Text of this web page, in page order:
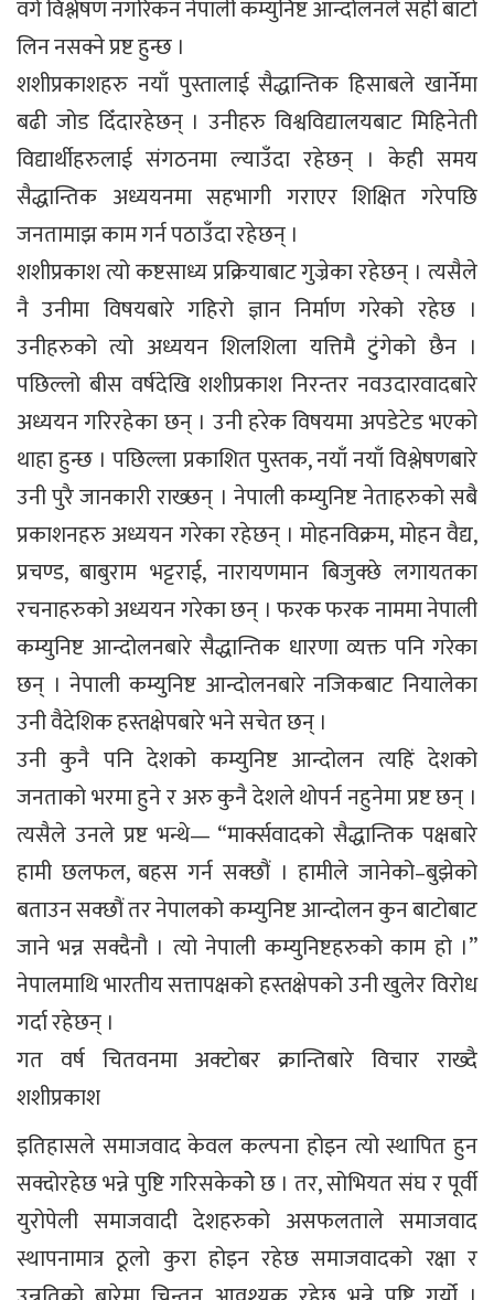
वर्ग विश्लेषण नगरिकन नेपाली कम्युनिष्ट आन्दोलनले सही बाटो
लिन नसक्ने प्रष्ट हुन्छ ।
शशीप्रकाशहरु नयाँ पुस्तालाई सैद्धान्तिक हिसाबले खार्नेमा
बढी जोड दिँदारहेछन् । उनीहरु विश्वविद्यालयबाट मिहिनेती
विद्यार्थीहरुलाई संगठनमा ल्याउँदा रहेछन् । केही समय
सैद्धान्तिक अध्ययनमा सहभागी गराएर शिक्षित गरेपछि
जनतामाझ काम गर्न पठाउँदा रहेछन् ।
शशीप्रकाश त्यो कष्टसाध्य प्रक्रियाबाट गुज्रेका रहेछन् । त्यसैले
नै उनीमा विषयबारे गहिरो ज्ञान निर्माण गरेको रहेछ ।
उनीहरुको त्यो अध्ययन शिलशिला यत्तिमै टुंगेको छैन ।
पछिल्लो बीस वर्षदेखि शशीप्रकाश निरन्तर नवउदारवादबारे
अध्ययन गरिरहेका छन् । उनी हरेक विषयमा अपडेटेड भएको
थाहा हुन्छ । पछिल्ला प्रकाशित पुस्तक, नयाँ नयाँ विश्लेषणबारे
उनी पुरै जानकारी राख्छन् । नेपाली कम्युनिष्ट नेताहरुको सबै
प्रकाशनहरु अध्ययन गरेका रहेछन् । मोहनविक्रम, मोहन वैद्य,
प्रचण्ड, बाबुराम भट्टराई, नारायणमान बिजुक्छे लगायतका
रचनाहरुको अध्ययन गरेका छन् । फरक फरक नाममा नेपाली
कम्युनिष्ट आन्दोलनबारे सैद्धान्तिक धारणा व्यक्त पनि गरेका
छन् । नेपाली कम्युनिष्ट आन्दोलनबारे नजिकबाट नियालेका
उनी वैदेशिक हस्तक्षेपबारे भने सचेत छन् ।
उनी कुनै पनि देशको कम्युनिष्ट आन्दोलन त्यहिं देशको
जनताको भरमा हुने र अरु कुनै देशले थोपर्न नहुनेमा प्रष्ट छन् ।
त्यसैले उनले प्रष्ट भन्थे— “मार्क्सवादको सैद्धान्तिक पक्षबारे
हामी छलफल, बहस गर्न सक्छौं । हामीले जानेको–बुझेको
बताउन सक्छौं तर नेपालको कम्युनिष्ट आन्दोलन कुन बाटोबाट
जाने भन्न सक्दैनौ । त्यो नेपाली कम्युनिष्टहरुको काम हो ।”
नेपालमाथि भारतीय सत्तापक्षको हस्तक्षेपको उनी खुलेर विरोध
गर्दा रहेछन् ।
गत वर्ष चितवनमा अक्टाेबर क्रान्तिबारे विचार राख्दै
शशीप्रकाश
इतिहासले समाजवाद केवल कल्पना होइन त्यो स्थापित हुन
सक्दोरहेछ भन्ने पुष्टि गरिसकेकोे छ । तर, सोभियत संघ र पूर्वी
युरोपेली समाजवादी देशहरुको असफलताले समाजवाद
स्थापनामात्र ठूलो कुरा होइन रहेछ समाजवादको रक्षा र